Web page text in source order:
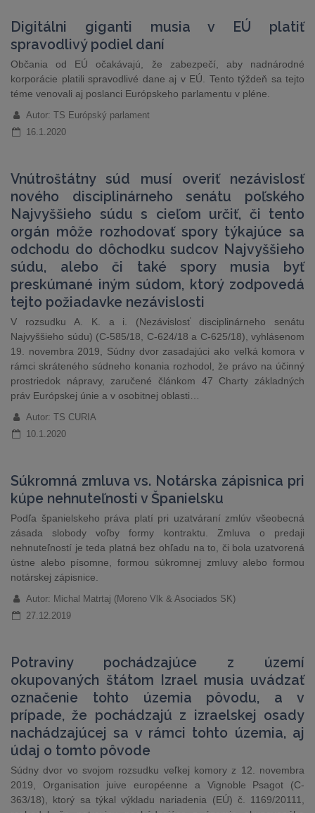
Digitálni giganti musia v EÚ platiť
spravodlivý podiel daní
Občania od EÚ očakávajú, že zabezpečí, aby nadnárodné
korporácie platili spravodlivé dane aj v EÚ. Tento týždeň sa tejto
téme venovali aj poslanci Európskeho parlamentu v pléne.
Autor: TS Európský parlament
16.1.2020
Vnútroštátny súd musí overiť nezávislosť
nového disciplinárneho senátu poľského
Najvyššieho súdu s cieľom určiť, či tento
orgán môže rozhodovať spory týkajúce sa
odchodu do dôchodku sudcov Najvyššieho
súdu, alebo či také spory musia byť
preskúmané iným súdom, ktorý zodpovedá
tejto požiadavke nezávislosti
V rozsudku A. K. a i. (Nezávislosť disciplinárneho senátu
Najvyššieho súdu) (C-585/18, C-624/18 a C-625/18), vyhlásenom
19. novembra 2019, Súdny dvor zasadajúci ako veľká komora v
rámci skráteného súdneho konania rozhodol, že právo na účinný
prostriedok nápravy, zaručené článkom 47 Charty základných
práv Európskej únie a v osobitnej oblasti…
Autor: TS CURIA
10.1.2020
Súkromná zmluva vs. Notárska zápisnica pri
kúpe nehnuteľnosti v Španielsku
Podľa španielskeho práva platí pri uzatváraní zmlúv všeobecná
zásada slobody voľby formy kontraktu. Zmluva o predaji
nehnuteľností je teda platná bez ohľadu na to, či bola uzatvorená
ústne alebo písomne, formou súkromnej zmluvy alebo formou
notárskej zápisnice.
Autor: Michal Matrtaj (Moreno Vlk & Asociados SK)
27.12.2019
Potraviny pochádzajúce z území
okupovaných štátom Izrael musia uvádzať
označenie tohto územia pôvodu, a v
prípade, že pochádzajú z izraelskej osady
nachádzajúcej sa v rámci tohto územia, aj
údaj o tomto pôvode
Súdny dvor vo svojom rozsudku veľkej komory z 12. novembra
2019, Organisation juive européenne a Vignoble Psagot (C-
363/18), ktorý sa týkal výkladu nariadenia (EÚ) č. 1169/20111,